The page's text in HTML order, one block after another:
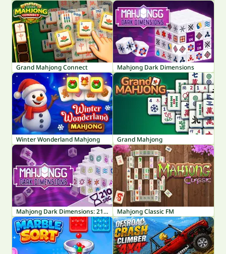
Grand Mahjong Connect Mahjong Dark Dimensions
Winter Wonderland Mahjong Grand Mahjong
Mahjong Dark Dimensions: 210 seconds Mahjong Classic FM